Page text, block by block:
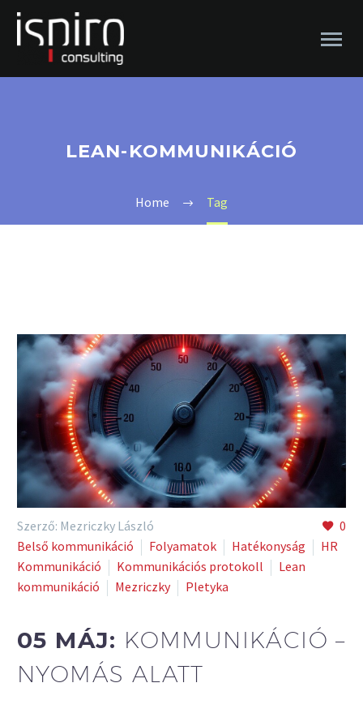
LEAN-KOMMUNIKÁCIÓ
Home Tag
0
Szerző: Mezriczky László
Belső kommunikáció
Folyamatok Hatékonyság
HR
Kommunikáció
Kommunikációs protokoll
Lean
kommunikáció
Mezriczky Pletyka
05 MÁJ: KOMMUNIKÁCIÓ –
NYOMÁS ALATT